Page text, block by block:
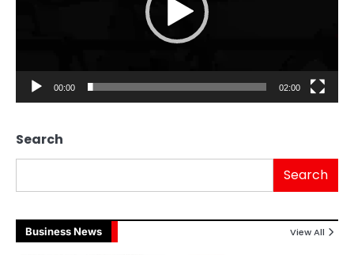
00:00 02:00
Search
Search
Business News View All